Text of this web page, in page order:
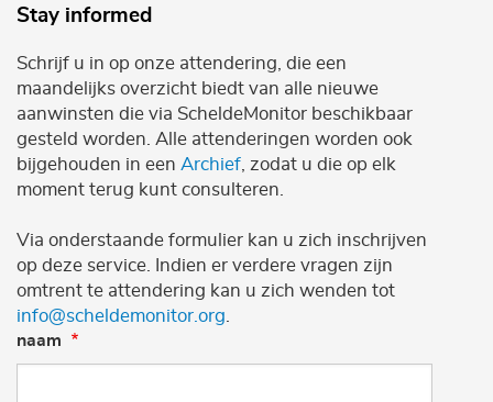
Stay informed
Schrijf u in op onze attendering, die een
maandelijks overzicht biedt van alle nieuwe
aanwinsten die via ScheldeMonitor beschikbaar
gesteld worden. Alle attenderingen worden ook
bijgehouden in een Archief , zodat u die op elk
moment terug kunt consulteren.
Via onderstaande formulier kan u zich inschrijven
op deze service. Indien er verdere vragen zijn
omtrent te attendering kan u zich wenden tot
info@scheldemonitor.org
naam